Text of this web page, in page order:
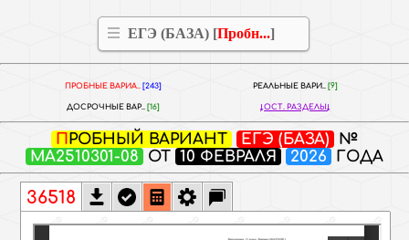
ЕГЭ (БАЗА) [Пробн...]
ПРОБНЫЕ ВАРИА.. [243] РЕАЛЬНЫЕ ВАРИ.. [9]
ДОСРОЧНЫЕ ВАР.. [16] ОСТ. РАЗДЕЛЫ
ПРОБНЫЙ ВАРИАНТ ЕГЭ (БАЗА)
№
МА2510301-08
ОТ 10 ФЕВРАЛЯ 2026 ГОДА
36518